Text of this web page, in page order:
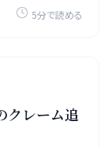
5分で読める
クレーム追